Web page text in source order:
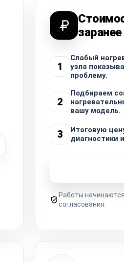
заранее
1
Слабый
узла
проблему.
2
Подбираем
вашу модель.
3
Итоговую
диагностики
Работы
согласования.